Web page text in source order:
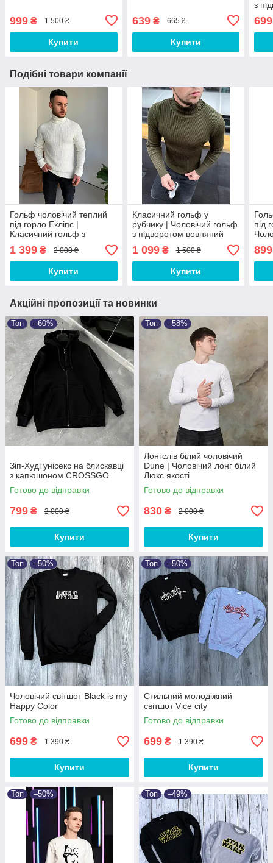
999 ₴ 1 500 ₴
Купити
639₴ 665 ₴
Купити
з
699
Подібні товари компанії
Гольф чоловічий теплий
під горло Екліпс |
Класичний гольф з
високою горловиною
1 399 ₴ 2 000 ₴
Купити
Класичний гольф у
рубчику | Чоловічий гольф
з підворотом вовняний
Baza
1 099₴ 1 500 ₴
Купити
під
BW
899
Акційні пропозиції та новинки
Топ –60%
Зіп-Худі унісекс на блискавці
з капюшоном CROSSGO
Готово до відправки
799 ₴ 2 000 ₴
Купити
Топ –58%
Лонгслів білий чоловічий
Dune | Чоловічий лонг білий
Люкс якості
Готово до відправки
830 ₴ 2 000 ₴
Купити
Топ –50%
Чоловічий світшот Black is my
Happy Color
Готово до відправки
699 ₴ 1 390 ₴
Купити
Топ –50%
Стильний молодіжний
світшот Vice city
Готово до відправки
699 ₴ 1 390 ₴
Купити
Топ –50% Топ –49%